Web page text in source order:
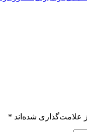
علامت‌گذاری شده‌اند *